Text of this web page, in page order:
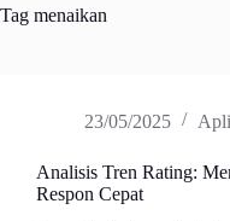
Tag menaikan
23/05/2025
Analisis Tren Rating:
Respon Cepat